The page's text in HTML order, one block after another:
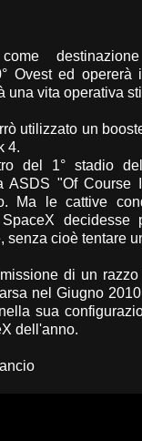
Ovest ed opererà
una vita operativa
utilizzato un
4.
del 1° stadio
ASDS "Of Course
Ma le cattive
decidesse
senza cioè tentare
di un
nel Giugno
sua
dell'anno.